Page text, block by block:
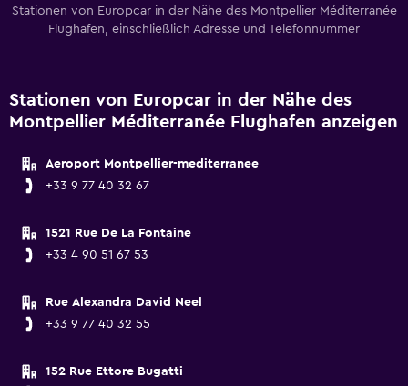
Stationen von Europcar in der Nähe des Montpellier Méditerranée
Flughafen, einschließlich Adresse und Telefonnummer
Stationen von Europcar in der Nähe des
Montpellier Méditerranée Flughafen anzeigen
Aeroport Montpellier-mediterranee
+33 9 77 40 32 67
1521 Rue De La Fontaine
+33 4 90 51 67 53
Rue Alexandra David Neel
+33 9 77 40 32 55
152 Rue Ettore Bugatti